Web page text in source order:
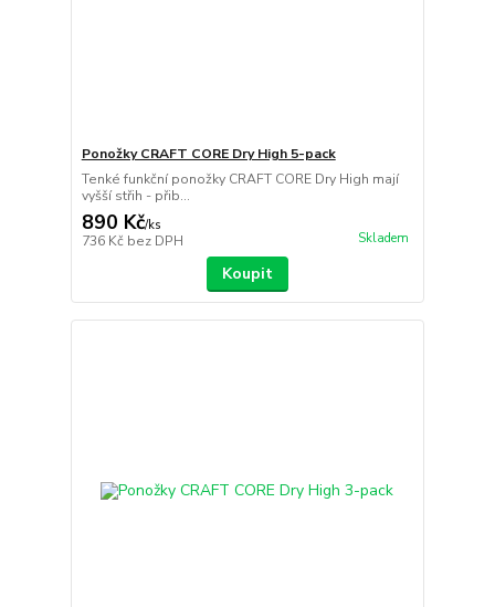
Ponožky CRAFT CORE Dry High 5-pack
Tenké funkční ponožky CRAFT CORE Dry High mají
vyšší střih - přib...
890 Kč/ks
736 Kč bez DPH Skladem
Koupit